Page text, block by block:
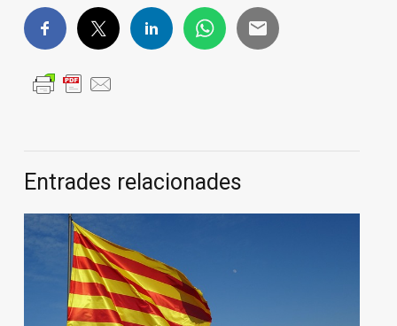
Entrades relacionades